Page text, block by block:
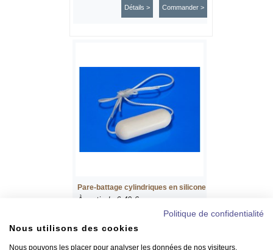
Commander >
Détails >
Pare-battage cylindriques en silicone
À partir de 6.49 €
Détails >
Politique de confidentialité
Nous utilisons des cookies
Nous pouvons les placer pour analyser les données de nos visiteurs,